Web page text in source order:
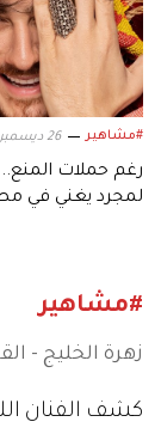
#مشاهير 26 ديسمبر 2022
رغم حملات
لمجرد يغني في
#مشاهير
زهرة الخليج -
كشف الفنان